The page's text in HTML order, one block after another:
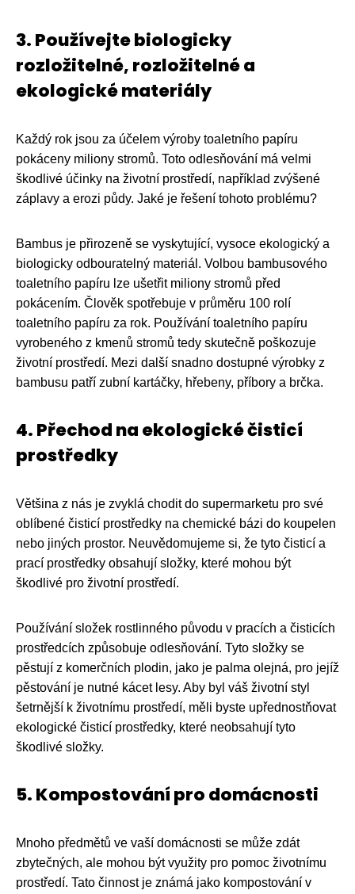
3. Používejte biologicky
rozložitelné, rozložitelné a
ekologické materiály
Každý rok jsou za účelem výroby toaletního papíru
pokáceny miliony stromů. Toto odlesňování má velmi
škodlivé účinky na životní prostředí, například zvýšené
záplavy a erozi půdy. Jaké je řešení tohoto problému?
Bambus je přirozeně se vyskytující, vysoce ekologický a
biologicky odbouratelný materiál. Volbou bambusového
toaletního papíru lze ušetřit miliony stromů před
pokácením. Člověk spotřebuje v průměru 100 rolí
toaletního papíru za rok. Používání toaletního papíru
vyrobeného z kmenů stromů tedy skutečně poškozuje
životní prostředí. Mezi další snadno dostupné výrobky z
bambusu patří zubní kartáčky, hřebeny, příbory a brčka.
4. Přechod na ekologické čisticí
prostředky
Většina z nás je zvyklá chodit do supermarketu pro své
oblíbené čisticí prostředky na chemické bázi do koupelen
nebo jiných prostor. Neuvědomujeme si, že tyto čisticí a
prací prostředky obsahují složky, které mohou být
škodlivé pro životní prostředí.
Používání složek rostlinného původu v pracích a čisticích
prostředcích způsobuje odlesňování. Tyto složky se
pěstují z komerčních plodin, jako je palma olejná, pro jejíž
pěstování je nutné kácet lesy. Aby byl váš životní styl
šetrnější k životnímu prostředí, měli byste upřednostňovat
ekologické čisticí prostředky, které neobsahují tyto
škodlivé složky.
5. Kompostování pro domácnosti
Mnoho předmětů ve vaší domácnosti se může zdát
zbytečných, ale mohou být využity pro pomoc životnímu
prostředí. Tato činnost je známá jako kompostování v